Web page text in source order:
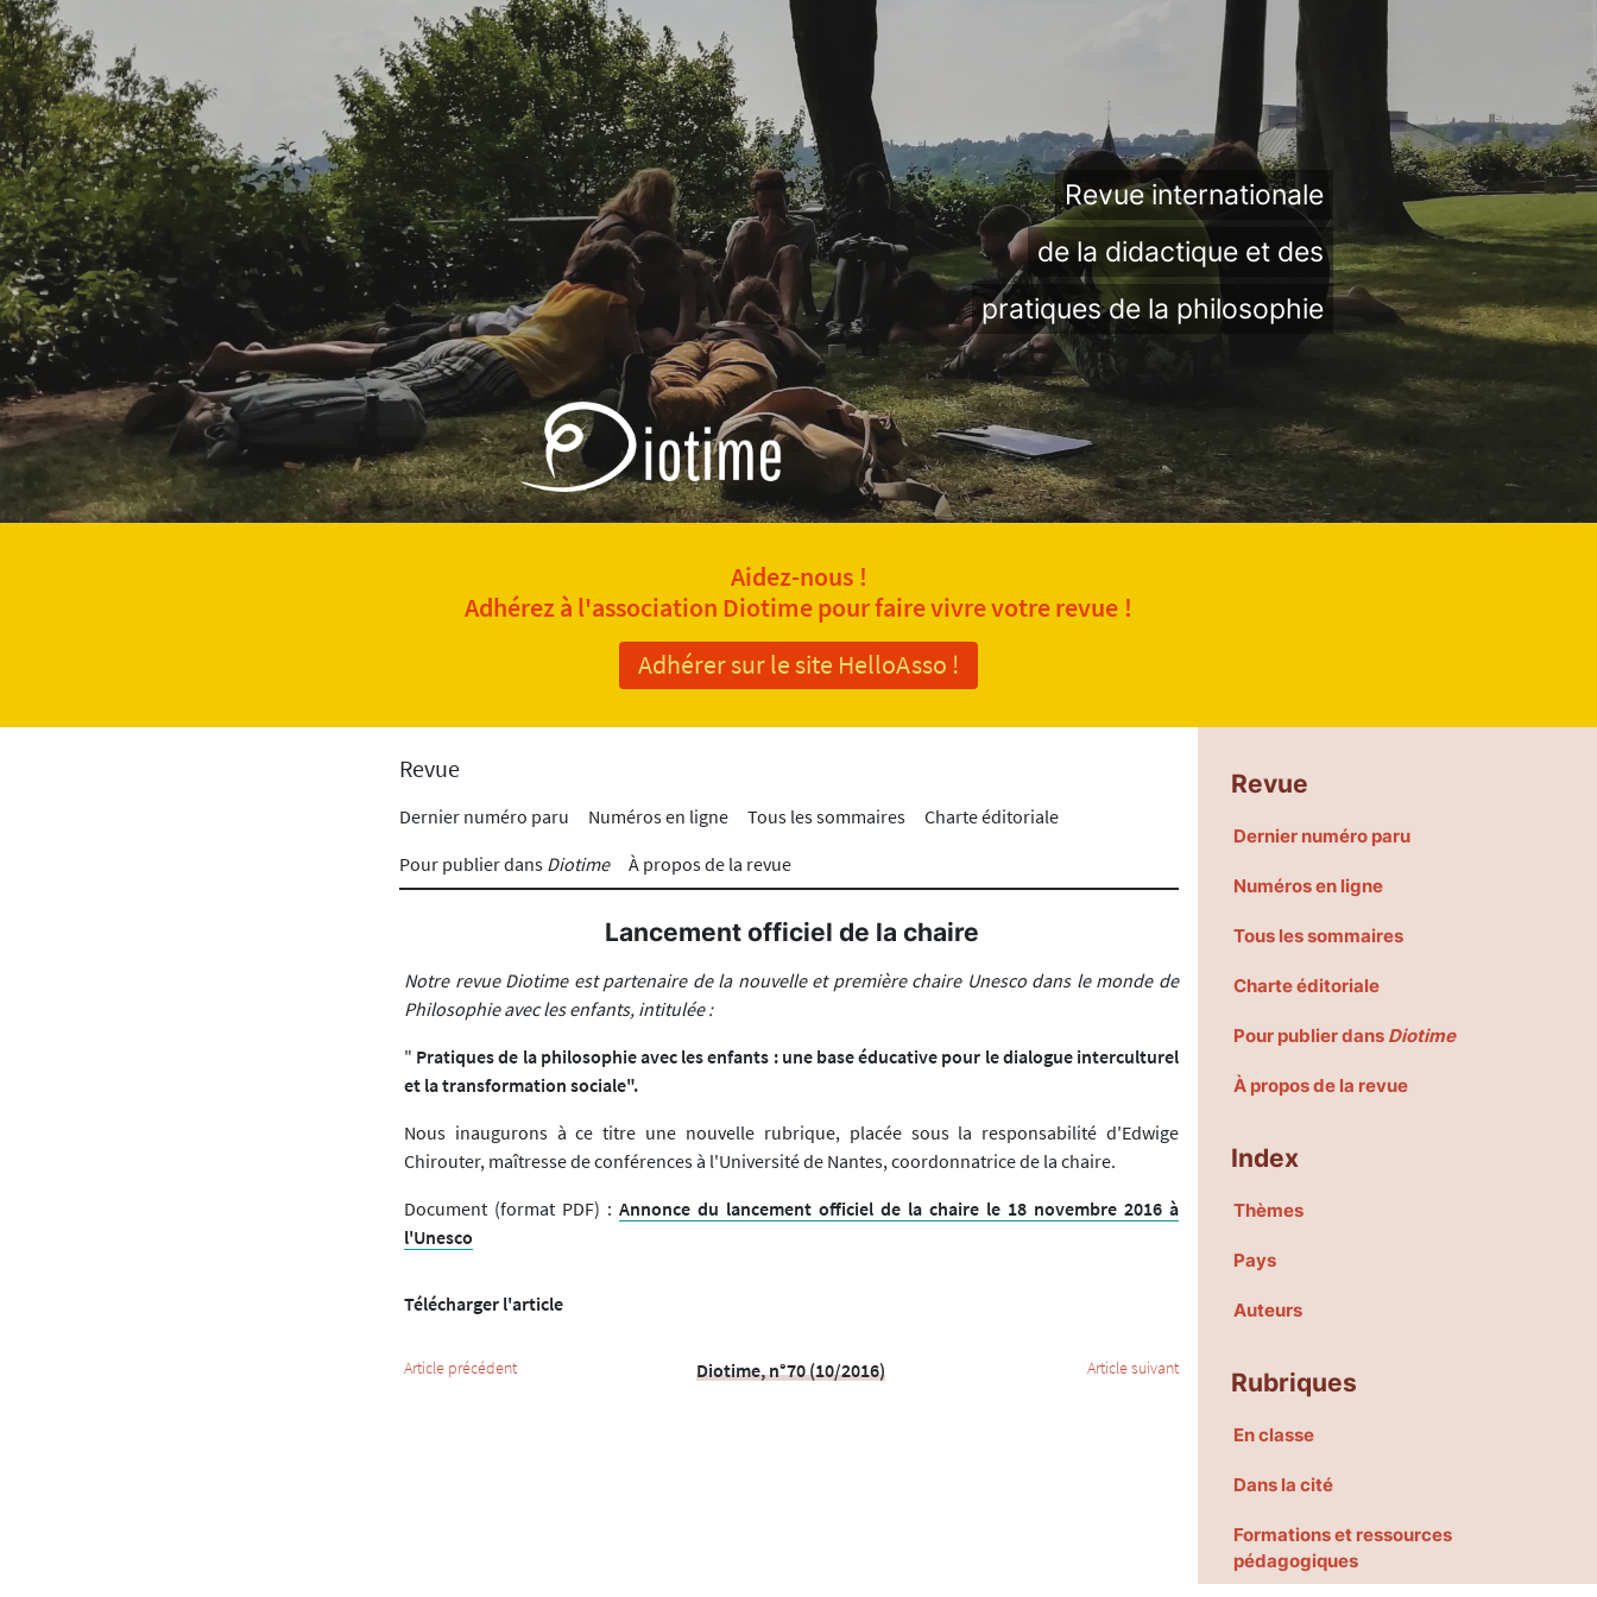
Revue internationale
de la didactique et des
pratiques de la philosophie
Aidez-nous !
Adhérez à l'association Diotime pour faire vivre votre revue !
Adhérer sur le site HelloAsso !
Revue
Dernier numéro paru Numéros en ligne Tous les sommaires
Charte éditoriale
Pour publier dans Diotime À propos de la revue
Lancement officiel de la chaire
Notre revue Diotime est partenaire de la nouvelle et première chaire Unesco dans le monde de
Philosophie avec les enfants, intitulée :
" Pratiques de la philosophie avec les enfants : une base éducative pour le dialogue interculturel
et la transformation sociale".
Nous inaugurons à ce titre une nouvelle rubrique, placée sous la responsabilité d'Edwige
Chirouter, maîtresse de conférences à l'Université de Nantes, coordonnatrice de la chaire.
Document (format PDF) : Annonce du lancement officiel de la chaire le 18 novembre 2016 à
l'Unesco
Télécharger l'article
Article précédent Diotime, n°70 (10/2016) Article suivant
Revue
Dernier numéro paru
Numéros en ligne
Tous les sommaires
Charte éditoriale
Pour publier dans Diotime
À propos de la revue
Index
Thèmes
Pays
Auteurs
Rubriques
En classe
Dans la cité
Formations et ressources
pédagogiques